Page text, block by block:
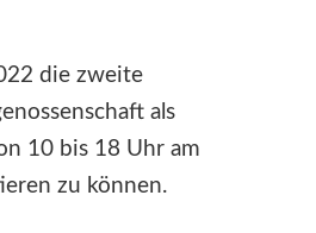
die zweite
als
10 bis 18 Uhr am
zu können.